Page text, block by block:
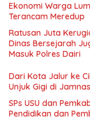
Ekonomi Warga
Terancam Meredup
Ratusan Juta
Dinas Bersejarah
Masuk Polres Dairi
Dari Kota Jalur ke
Unjuk Gigi di
SPs USU dan
Pendidikan dan